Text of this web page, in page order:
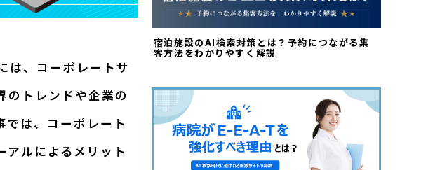
は、コーポレートサ
のトレンドや企業の
は、コーポレート
ルによるメリット
宿泊施設のAI検索対策とは？予約につながる集
客方法をわかりやすく解説